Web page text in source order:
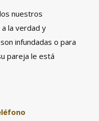
nuestros
la verdad y
infundadas o para
pareja le está